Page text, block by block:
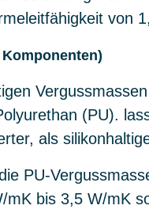
von
(PU).
als
PU-
bis 3,5 W/mK